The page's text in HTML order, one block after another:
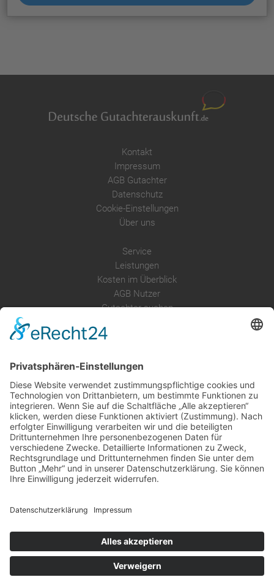
Kontakt
Impressum
AGB Gutachter
Datenschutz
Cookie-Einstellungen
Über uns
Service
Leistungen
Kosten im Überblick
AGB Nutzer
Gutachter suchen
Anfrage
Presse
Partner: Der DGuSV
als Gutachter eintragen
Infos für Suchende